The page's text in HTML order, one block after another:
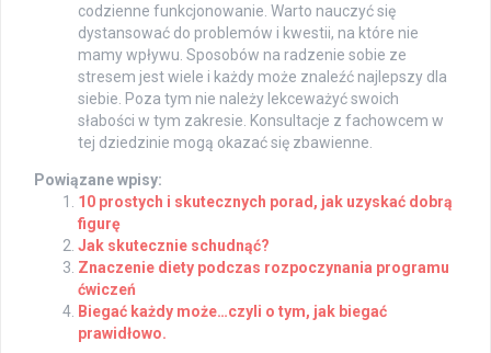
codzienne funkcjonowanie. Warto nauczyć się
dystansować do problemów i kwestii, na które nie
mamy wpływu. Sposobów na radzenie sobie ze
stresem jest wiele i każdy może znaleźć najlepszy dla
siebie. Poza tym nie należy lekceważyć swoich
słabości w tym zakresie. Konsultacje z fachowcem w
tej dziedzinie mogą okazać się zbawienne.
Powiązane wpisy:
10 prostych i skutecznych porad, jak uzyskać dobrą
figurę
Jak skutecznie schudnąć?
Znaczenie diety podczas rozpoczynania programu
ćwiczeń
Biegać każdy może…czyli o tym, jak biegać
prawidłowo.